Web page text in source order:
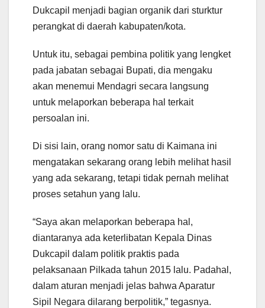
Dukcapil menjadi bagian organik dari sturktur
perangkat di daerah kabupaten/kota.
Untuk itu, sebagai pembina politik yang lengket
pada jabatan sebagai Bupati, dia mengaku
akan menemui Mendagri secara langsung
untuk melaporkan beberapa hal terkait
persoalan ini.
Di sisi lain, orang nomor satu di Kaimana ini
mengatakan sekarang orang lebih melihat hasil
yang ada sekarang, tetapi tidak pernah melihat
proses setahun yang lalu.
“Saya akan melaporkan beberapa hal,
diantaranya ada keterlibatan Kepala Dinas
Dukcapil dalam politik praktis pada
pelaksanaan Pilkada tahun 2015 lalu. Padahal,
dalam aturan menjadi jelas bahwa Aparatur
Sipil Negara dilarang berpolitik,” tegasnya.